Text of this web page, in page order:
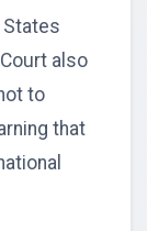
also
to
that